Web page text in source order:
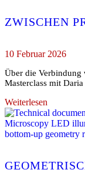
ZWISCHEN
10 Februar 2026
Über die Verbindung
Masterclass mit
Weiterlesen